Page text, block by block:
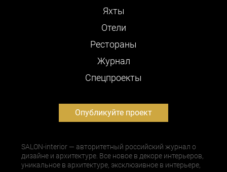
Яхты
Отели
Рестораны
Журнал
Cпецпроекты
Опубликуйте проект
SALON-interior — авторитетный российский журнал о
дизайне и архитектуре. Все новое в декоре интерьеров,
уникальное в архитектуре, эксклюзивное в интерьере,